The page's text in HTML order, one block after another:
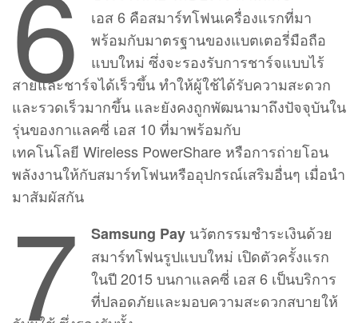
เอส 6 คือสมาร์ทโฟนเครื่องแรกที่มา
พร้อมกับมาตรฐานของแบตเตอรี่มือถือ
แบบใหม่ ซึ่งจะรองรับการชาร์จแบบไร้
สายและชาร์จได้เร็วขึ้น ทำให้ผู้ใช้ได้รับความสะดวก
และรวดเร็วมากขึ้น และยังคงถูกพัฒนามาถึงปัจจุบันใน
รุ่นของกาแลคซี่ เอส 10 ที่มาพร้อมกับ
เทคโนโลยี Wireless PowerShare หรือการถ่ายโอน
พลังงานให้กับสมาร์ทโฟนหรืออุปกรณ์เสริมอื่นๆ เมื่อนำ
มาสัมผัสกัน
7 Samsung Pay นวัตกรรมชำระเงินด้วย
สมาร์ทโฟนรูปแบบใหม่ เปิดตัวครั้งแรก
ในปี 2015 บนกาแลคซี่ เอส 6 เป็นบริการ
ที่ปลอดภัยและมอบความสะดวกสบายให้